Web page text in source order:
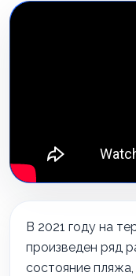
В 2021 году на
произведен ряд
состояние